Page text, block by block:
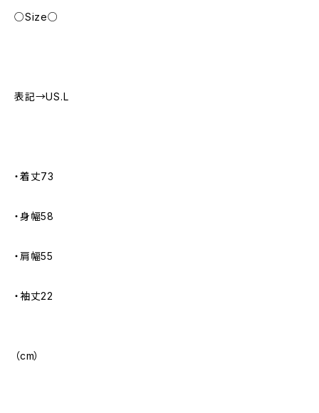
○Size○
表記→US.L
・着丈73
・身幅58
・肩幅55
・袖丈22
（cm）